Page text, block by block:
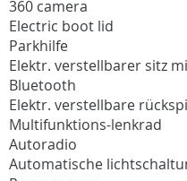
360 camera
Electric boot lid
Parkhilfe
Elektr. verstellbarer sitz
Bluetooth
Elektr. verstellbare
Multifunktions-lenkrad
Autoradio
Automatische